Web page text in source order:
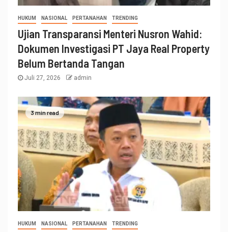
HUKUM NASIONAL PERTANAHAN TRENDING
Ujian Transparansi Menteri Nusron Wahid:
Dokumen Investigasi PT Jaya Real Property
Belum Bertanda Tangan
Juli 27, 2026 admin
3 min read
HUKUM NASIONAL PERTANAHAN TRENDING